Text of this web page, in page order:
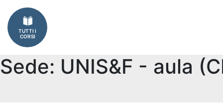
Imprese
Catalogo
corsi
TUTTI I
CORSI
Sede: UNIS&F - aula